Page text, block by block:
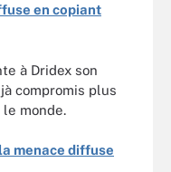
en copiant
à Dridex son
compromis plus
monde.
menace diffuse